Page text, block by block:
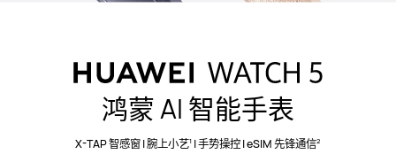
鸿蒙 AI 智能手表
X-TAP 智感窗 | 腕上小艺1 | 手势操控 | eSIM 先锋通信2
HUAWEI WATCH 5 46 mm 表壳选用航天
4 ，轻质坚韧，
抗蚀性强，无惧
14